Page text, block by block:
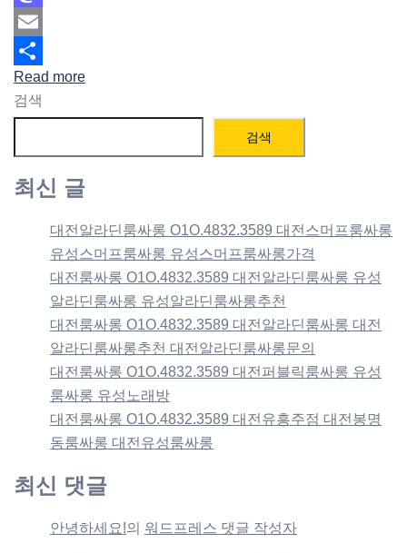
Mastodon
Email
Share
Read more
검색
검색
최신 글
대전알라딘룸싸롱 O1O.4832.3589 대전스머프룸싸롱
유성스머프룸싸롱 유성스머프룸싸롱가격
대전룸싸롱 O1O.4832.3589 대전알라딘룸싸롱 유성
알라딘룸싸롱 유성알라딘룸싸롱추천
대전룸싸롱 O1O.4832.3589 대전알라딘룸싸롱 대전
알라딘룸싸롱추천 대전알라딘룸싸롱문의
대전룸싸롱 O1O.4832.3589 대전퍼블릭룸싸롱 유성
룸싸롱 유성노래방
대전룸싸롱 O1O.4832.3589 대전유흥주점 대전봉명
동룸싸롱 대전유성룸싸롱
최신 댓글
안녕하세요!의 워드프레스 댓글 작성자